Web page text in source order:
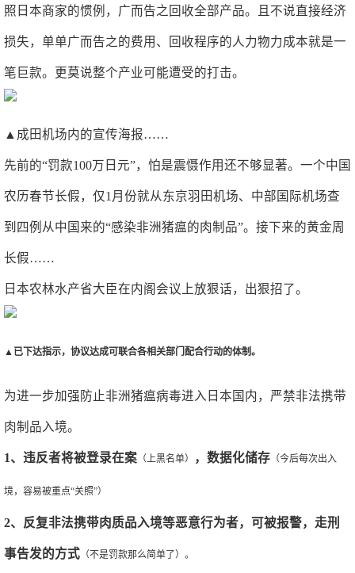
照日本商家的惯例，广而告之回收全部产品。且不说直接经济
损失，单单广而告之的费用、回收程序的人力物力成本就是一
笔巨款。更莫说整个产业可能遭受的打击。
▲成田机场内的宣传海报……
先前的“罚款100万日元”，怕是震慑作用还不够显著。一个中国
农历春节长假，仅1月份就从东京羽田机场、中部国际机场查
到四例从中国来的“感染非洲猪瘟的肉制品”。接下来的黄金周
长假……
日本农林水产省大臣在内阁会议上放狠话，出狠招了。
▲已下达指示，协议达成可联合各相关部门配合行动的体制。
为进一步加强防止非洲猪瘟病毒进入日本国内，严禁非法携带
肉制品入境。
1、违反者将被登录在案（上黑名单） ，数据化储存（今后每次出入
境，容易被重点“关照”）
2、反复非法携带肉质品入境等恶意行为者，可被报警，走刑
事告发的方式（不是罚款那么简单了）。